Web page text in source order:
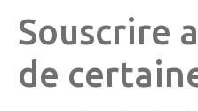
Souscrire
de